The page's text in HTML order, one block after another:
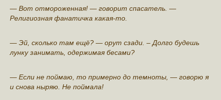
— Вот отморoженная! — говорит спасатель. —
Религиозная фанатичка какая-то.
— Эй, сколько там ещё? — орут сзади. – Долго будешь
лунку занимать, одержимая бесами?
— Если не поймаю, то примерно до темноты, — говорю я
и снова ныряю. Не поймала!